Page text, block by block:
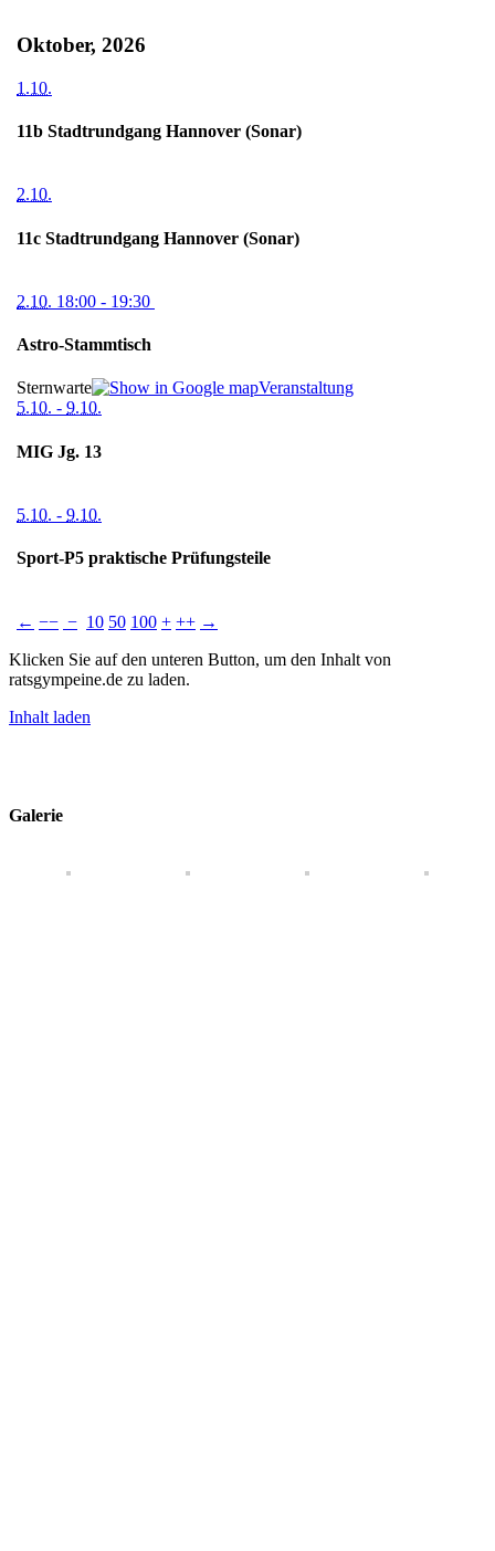
Oktober, 2026
1.10.
11b Stadtrundgang Hannover (Sonar)
2.10.
11c Stadtrundgang Hannover (Sonar)
2.10. 18:00 - 19:30
Astro-Stammtisch
Sternwarte
Veranstaltung
5.10. - 9.10.
MIG Jg. 13
5.10. - 9.10.
Sport-P5 praktische Prüfungsteile
← −− − 10 50 100 + ++ →
Klicken Sie auf den unteren Button, um den Inhalt von
ratsgympeine.de zu laden.
Inhalt laden
Galerie